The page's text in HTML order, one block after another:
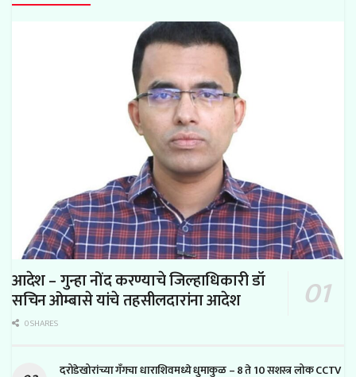
आदेश – गुन्हा नोंद करण्याचे जिल्हाधिकारी डॉ
सचिन ओम्बासे यांचे तहसीलदारांना आदेश
0 SHARES
दरोडेखोरांच्या गँगचा धाराशिवमध्ये धुमाकुळ – 8 ते 10 सशस्त्र लोक CCTV